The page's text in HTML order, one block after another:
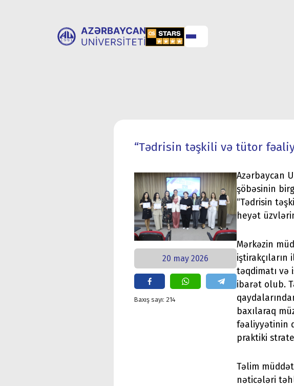
“Tədrisin təşkili və tütor
20 may 2026
Baxış sayı: 214
Azərbaycan
şöbəsinin
“Tədrisin
heyət
Mərkəzin
təqdimatı və
ibarət olub.
baxılaraq
fəaliyyətinin
praktiki
Təlim
nəticələri